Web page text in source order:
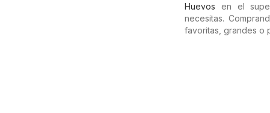
Huevos en el
necesitas.
favoritas, grandes o